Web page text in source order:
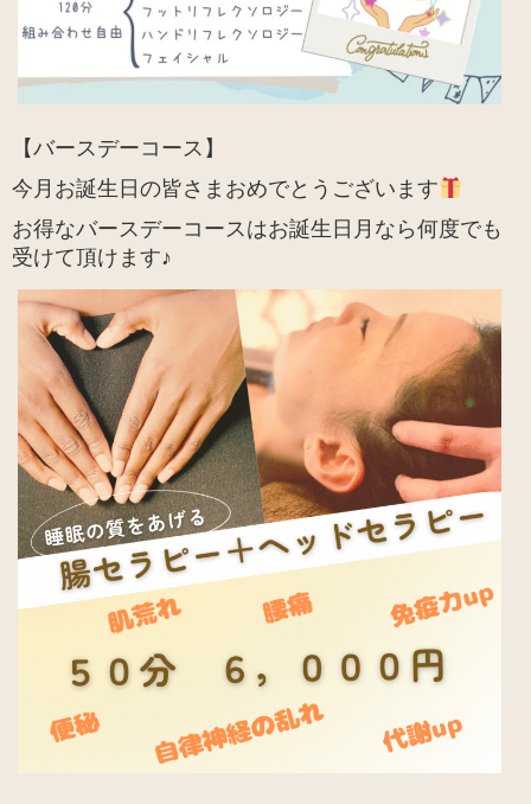
【バースデーコース】
今月お誕生日の皆さまおめでとうございます
お得なバースデーコースはお誕生日月なら何度でも
受けて頂けます♪